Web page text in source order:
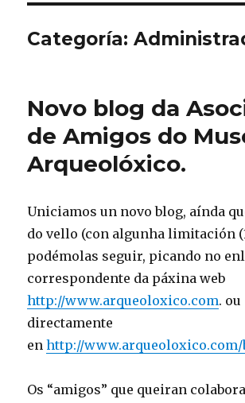
Categoría:
Novo blog da
de Amigos do
Arqueolóxico.
Uniciamos un novo blog, aínda
do vello (con algunha limitación
podémolas seguir, picando no
correspondente da páxina web
http://www.arqueoloxico.com. ou
directamente
enhttp://
Os “amigos” que queiran